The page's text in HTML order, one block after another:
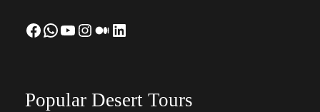
Facebook WhatsApp YouTube Instagram Medium LinkedIn
Popular Desert Tours